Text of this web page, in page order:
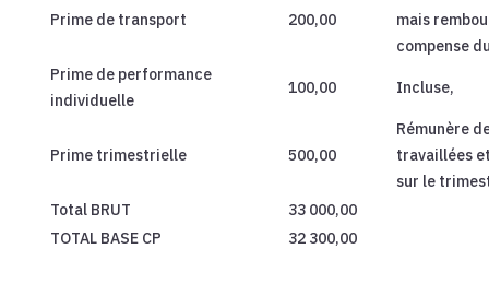
Prime de transport 200,00
mais
compense
Prime de performance
individuelle
100,00 Incluse,
Prime trimestrielle 500,00
Rémunère
travaillées
sur le
Total BRUT
33 000,00
TOTAL BASE CP
32 300,00